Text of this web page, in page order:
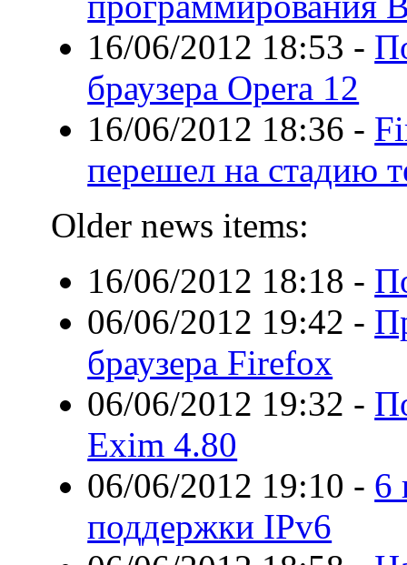
16/06/2012 18:53 -
браузера Opera 12
16/06/2012 18:36 -
перешел на стадию
Older news items:
16/06/2012 18:18 -
06/06/2012 19:42 -
браузера Firefox
06/06/2012 19:32 -
Exim 4.80
06/06/2012 19:10 - 6
поддержки IPv6